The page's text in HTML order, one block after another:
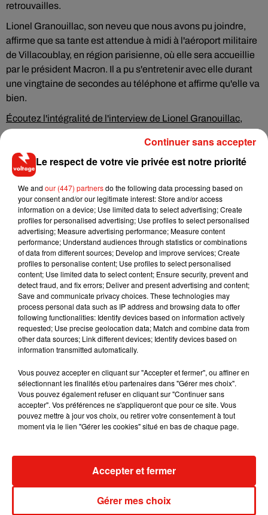
retrouvailles.
Lionel Granouillac, son neveu que nous avons pu joindre,
affirme que sa tante est attendue à midi à l'aéroport militaire
de Villacoublay, en région parisienne, où elle sera accueillie
par le président Macron. Il a pu s'entretenir avec elle durant
une vingtaine de secondes au téléphone et affirme qu'elle va
bien.
Écoutez l'intégralité de l'interview de Lionel Granouillac,
neveu de Sophie Pétronin
Hier, le président français Emmanuel Macron avait exprimé
dans un communiqué son "immense soulagement" et sa
"Le combat contre le terrorisme au Sahel (où la France
engage quelque 5 100 soldats, NDLR) se poursuit", a-t-il
tweeté. Il a indiqué qu'il accueillerait Mme Pétronin à son
retour en France vendredi.
Sophie Pétronin est libre.
Retenue en otage depuis près de 4 ans au Mali, sa
libération est un immense soulagement. À sa famille, à ses
proches, j'adresse un message de sympathie. Aux autorités
maliennes, merci. Le combat contre le terrorisme au Sahel
se poursuit.
— Emmanuel Macron (@EmmanuelMacron)October 8,
2020
Il y a 10 ans, DJ Snake changeait de
dimension avec son premier...
Le respect de votre vie privée est notre priorité
We and our (447) partnersdo the following data processing based on
your consent and/or our legitimate interest: Store and/or access
information on a device; Use limited data to select advertising; Create
profiles for personalised advertising; Use profiles to select personalised
advertising; Measure advertising performance; Measure content
performance; Understand audiences through statistics or combinations
of data from different sources; Develop and improve services; Create
profiles to personalise content; Use profiles to select personalised
content; Use limited data to select content; Ensure security, prevent and
detect fraud, and fix errors; Deliver and present advertising and content;
Save and communicate privacy choices. These technologies may
process personal data such as IP address and browsing data to offer
following functionalities: Identify devices based on information actively
requested; Use precise geolocation data; Match and combine data from
other data sources; Link different devices; Identify devices based on
information transmitted automatically.
Vous pouvez accepter en cliquant sur "Accepter et fermer", ou affiner en
sélectionnant les finalités et/ou partenaires dans "Gérer mes choix".
Vous pouvez également refuser en cliquant sur "Continuer sans
accepter". Vos préférences ne s'appliqueront que pour ce site. Vous
pouvez mettre à jour vos choix, ou retirer votre consentement à tout
moment via le lien "Gérer les cookies" situé en bas de chaque page.
Gérer mes choix
Accepter et fermer
Continuer sans accepter